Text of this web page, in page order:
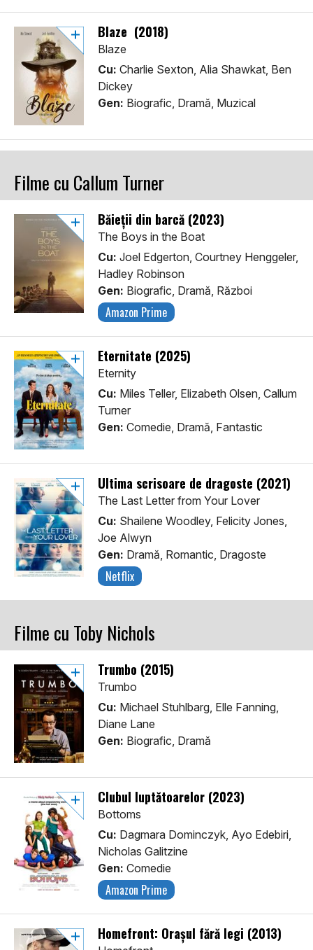
Blaze (2018)
Blaze
Cu: Charlie Sexton, Alia Shawkat, Ben
Dickey
Gen: Biografic, Dramă, Muzical
Filme cu Callum Turner
Băieții din barcă (2023)
The Boys in the Boat
Cu: Joel Edgerton, Courtney Henggeler,
Hadley Robinson
Gen: Biografic, Dramă, Război
Amazon Prime
Eternitate (2025)
Eternity
Cu: Miles Teller, Elizabeth Olsen, Callum
Turner
Gen: Comedie, Dramă, Fantastic
Ultima scrisoare de dragoste (2021)
The Last Letter from Your Lover
Cu: Shailene Woodley, Felicity Jones,
Joe Alwyn
Gen: Dramă, Romantic, Dragoste
Netflix
Filme cu Toby Nichols
Trumbo (2015)
Trumbo
Cu: Michael Stuhlbarg, Elle Fanning,
Diane Lane
Gen: Biografic, Dramă
Clubul luptătoarelor (2023)
Bottoms
Cu: Dagmara Dominczyk, Ayo Edebiri,
Nicholas Galitzine
Gen: Comedie
Amazon Prime
Homefront: Orașul fără legi (2013)